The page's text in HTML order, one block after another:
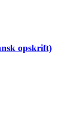
opskrift)